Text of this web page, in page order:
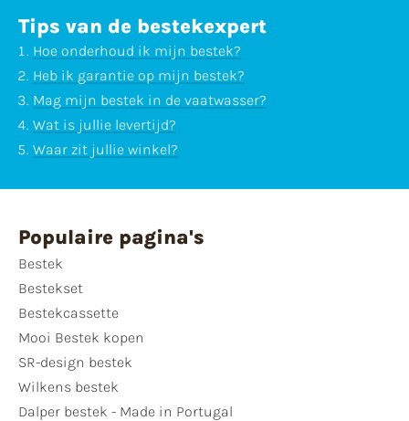
Tips van de bestekexpert
Hoe onderhoud ik mijn bestek?
Heb ik garantie op mijn bestek?
Mag mijn bestek in de vaatwasser?
Wat is jullie levertijd?
Waar zit jullie winkel?
Populaire pagina's
Bestek
Bestekset
Bestekcassette
Mooi Bestek kopen
SR-design bestek
Wilkens bestek
Dalper bestek - Made in Portugal